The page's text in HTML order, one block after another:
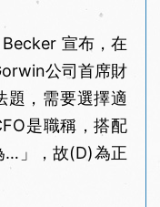
宣布，在
公司首席財
題，需要選擇適
是職稱，搭配
…」，故(D)為正